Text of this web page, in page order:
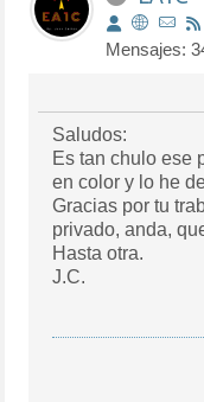
Mensajes:
Saludos:
Es tan chulo ese
en color y lo he
Gracias por tu
privado, anda,
Hasta otra.
J.C.